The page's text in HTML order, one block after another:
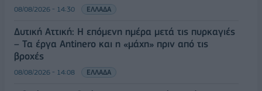
08/08/2026 - 14:30 ΕΛΛΑΔΑ
Δυτική Αττική: Η επόμενη ημέρα μετά τις πυρκαγιές
– Τα έργα Antinero και η «μάχη» πριν από τις
βροχές
08/08/2026 - 14:08 ΕΛΛΑΔΑ